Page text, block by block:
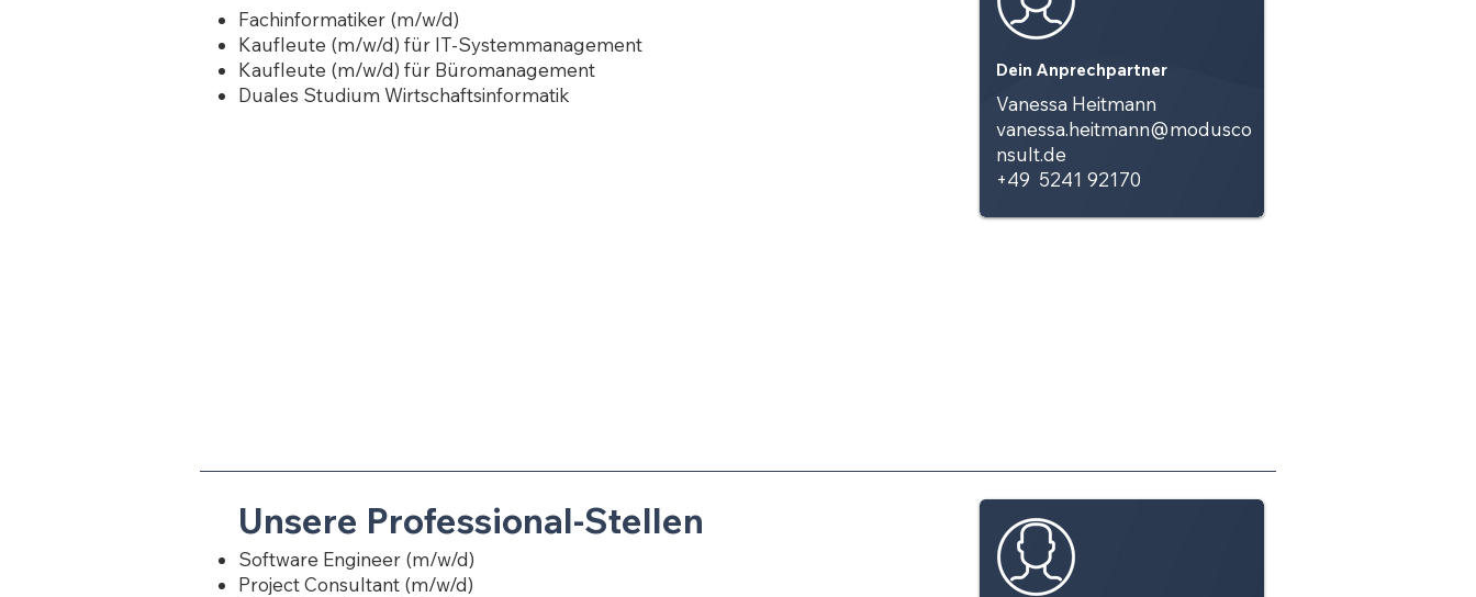
Fachinformatiker (m/w/d)
Kaufleute (m/w/d) für IT-Systemmanagement
Kaufleute (m/w/d) für Büromanagement
Duales Studium Wirtschaftsinformatik
Vanessa Heitmann
vanessa.heitmann@modusco
nsult.de
+49 5241 92170
Dein Anprechpartner
Unsere Professional-Stellen
Software Engineer (m/w/d)
Project Consultant (m/w/d)